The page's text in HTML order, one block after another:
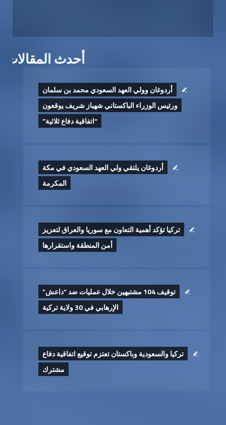
أحدث المقالات
أردوغان وولي العهد السعودي محمد بن سلمان
ورئيس الوزراء الباكستاني شهباز شريف يوقعون
“اتفاقية دفاع ثلاثية”
أردوغان يلتقي ولي العهد السعودي في مكة
المكرمة
تركيا تؤكد أهمية التعاون مع سوريا والعراق لتعزيز
أمن المنطقة واستقرارها
توقيف 104 مشتبهين خلال عمليات ضد “داعش”
الإرهابي في 30 ولاية تركية
تركيا والسعودية وباكستان تعتزم توقيع اتفاقية دفاع
مشترك